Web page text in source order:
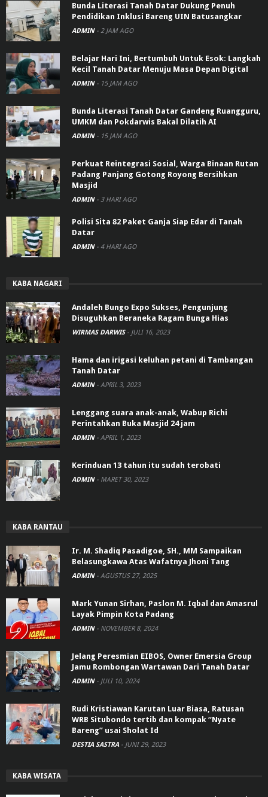
Bunda Literasi Tanah Datar Dukung Penuh
Pendidikan Inklusi Bareng UIN Batusangkar
ADMIN - 2 JAM AGO
Belajar Hari Ini, Bertumbuh Untuk Esok: Langkah
Kecil Tanah Datar Menuju Masa Depan Digital
ADMIN - 15 JAM AGO
Bunda Literasi Tanah Datar Gandeng Ruangguru,
UMKM dan Pokdarwis Bakal Dilatih AI
ADMIN - 15 JAM AGO
Perkuat Reintegrasi Sosial, Warga Binaan Rutan
Padang Panjang Gotong Royong Bersihkan
Masjid
ADMIN - 3 HARI AGO
Polisi Sita 82 Paket Ganja Siap Edar di Tanah
Datar
ADMIN - 4 HARI AGO
KABA NAGARI
Andaleh Bungo Expo Sukses, Pengunjung
Disuguhkan Beraneka Ragam Bunga Hias
WIRMAS DARWIS - JULI 16, 2023
Hama dan irigasi keluhan petani di Tambangan
Tanah Datar
ADMIN - APRIL 3, 2023
Lenggang suara anak-anak, Wabup Richi
Perintahkan Buka Masjid 24 jam
ADMIN - APRIL 1, 2023
Kerinduan 13 tahun itu sudah terobati
ADMIN - MARET 30, 2023
KABA RANTAU
Ir. M. Shadiq Pasadigoe, SH., MM Sampaikan
Belasungkawa Atas Wafatnya Jhoni Tang
ADMIN - AGUSTUS 27, 2025
Mark Yunan Sirhan, Paslon M. Iqbal dan Amasrul
Layak Pimpin Kota Padang
ADMIN - NOVEMBER 8, 2024
Jelang Peresmian EIBOS, Owner Emersia Group
Jamu Rombongan Wartawan Dari Tanah Datar
ADMIN - JULI 10, 2024
Rudi Kristiawan Karutan Luar Biasa, Ratusan
WRB Situbondo tertib dan kompak “Nyate
Bareng” usai Sholat Id
DESTIA SASTRA - JUNI 29, 2023
KABA WISATA